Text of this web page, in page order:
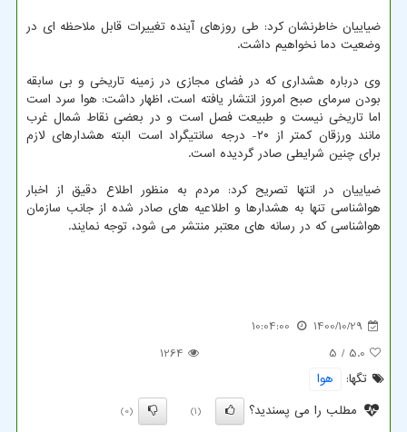
ضیاییان خاطرنشان کرد: طی روزهای آینده تغییرات قابل ملاحظه ای در
وضعیت دما نخواهیم داشت.
وی درباره هشداری که در فضای مجازی در زمینه تاریخی و بی سابقه
بودن سرمای صبح امروز انتشار یافته است، اظهار داشت: هوا سرد است
اما تاریخی نیست و طبیعت فصل است و در بعضی نقاط شمال غرب
مانند ورزقان کمتر از ۲۰- درجه سانتیگراد است البته هشدارهای لازم
برای چنین شرایطی صادر گردیده است.
ضیاییان در انتها تصریح کرد: مردم به منظور اطلاع دقیق از اخبار
هواشناسی تنها به هشدارها و اطلاعیه های صادر شده از جانب سازمان
هواشناسی که در رسانه های معتبر منتشر می شود، توجه نمایند.
1400/10/29
10:04:00
5.0
/ 5
1264
تگها:
هوا
مطلب را می پسندید؟
(1)
(0)